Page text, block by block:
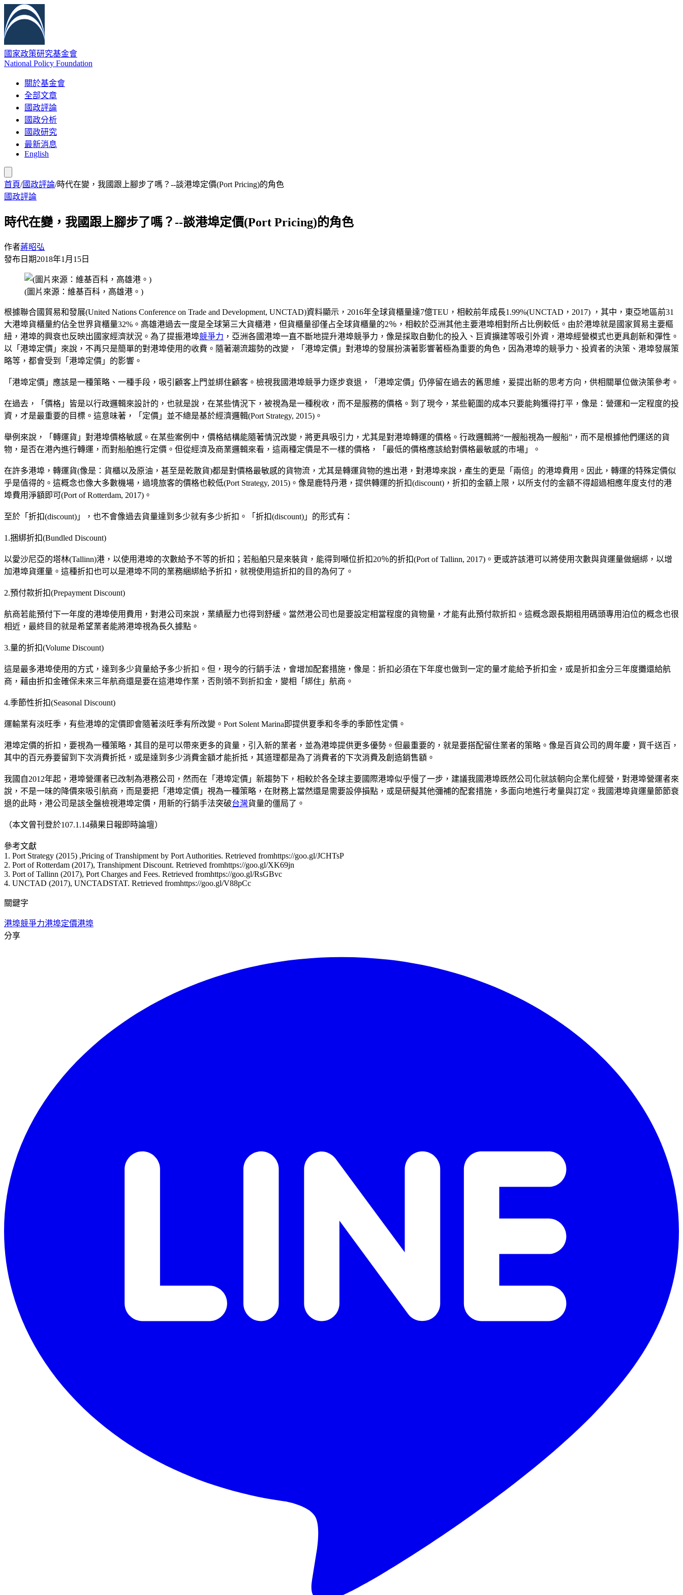
國家政策研究基金會
National Policy Foundation
關於基金會
全部文章
國政評論
國政分析
國政研究
最新消息
English
首頁/國政評論/時代在變，我國跟上腳步了嗎？--談港埠定價(Port Pricing)的角色
國政評論
時代在變，我國跟上腳步了嗎？--談港埠定價(Port Pricing)的角色
作者蔣昭弘
發布日期2018年1月15日
(圖片來源：維基百科，高雄港。)
根據聯合國貿易和發展(United Nations Conference on Trade and Development, UNCTAD)資料顯示，2016年全球貨櫃量達7億TEU，相較前年成長1.99%(UNCTAD，2017) ，其中，東亞地區前31
大港埠貨櫃量約佔全世界貨櫃量32%。高雄港過去一度是全球第三大貨櫃港，但貨櫃量卻僅占全球貨櫃量的2％，相較於亞洲其他主要港埠相對所占比例較低。由於港埠就是國家貿易主要樞
紐，港埠的興衰也反映出國家經濟狀況。為了提振港埠競爭力 ，亞洲各國港埠一直不斷地提升港埠競爭力，像是採取自動化的投入、巨資擴建等吸引外資，港埠經營模式也更具創新和彈性。
以「港埠定價」來說，不再只是簡單的對港埠使用的收費。隨著潮流趨勢的改變，「港埠定價」對港埠的發展扮演著影響著極為重要的角色，因為港埠的競爭力、投資者的決策、港埠發展策
略等，都會受到「港埠定價」的影響。
「港埠定價」應該是一種策略、一種手段，吸引顧客上門並綁住顧客。檢視我國港埠競爭力逐步衰退，「港埠定價」仍停留在過去的舊思維，爰提出新的思考方向，供相關單位做決策參考。
在過去，「價格」皆是以行政邏輯來設計的，也就是說，在某些情況下，被視為是一種稅收，而不是服務的價格。到了現今，某些範圍的成本只要能夠獲得打平，像是：營運和一定程度的投
資，才是最重要的目標。這意味著，「定價」並不總是基於經濟邏輯(Port Strategy, 2015)。
舉例來說，「轉運貨」對港埠價格敏感。在某些案例中，價格結構能隨著情況改變，將更具吸引力，尤其是對港埠轉運的價格。行政邏輯將“一艘船視為一艘船”，而不是根據他們運送的貨
物，是否在港內進行轉運，而對船舶進行定價。但從經濟及商業邏輯來看，這兩種定價是不一樣的價格，「最低的價格應該給對價格最敏感的市場」。
在許多港埠，轉運貨(像是：貨櫃以及原油，甚至是乾散貨)都是對價格最敏感的貨物流，尤其是轉運貨物的進出港，對港埠來說，產生的更是「兩倍」的港埠費用。因此，轉運的特殊定價似
乎是值得的。這概念也像大多數機場，過境旅客的價格也較低(Port Strategy, 2015)。像是鹿特丹港，提供轉運的折扣(discount)，折扣的金額上限，以所支付的金額不得超過相應年度支付的港
埠費用淨額即可(Port of Rotterdam, 2017)。
至於「折扣(discount)」，也不會像過去貨量達到多少就有多少折扣。「折扣(discount)」的形式有：
1.捆綁折扣(Bundled Discount)
以愛沙尼亞的塔林(Tallinn)港，以使用港埠的次數給予不等的折扣；若船舶只是來裝貨，能得到噸位折扣20％的折扣(Port of Tallinn, 2017)。更或許該港可以將使用次數與貨運量做綑綁，以增
加港埠貨運量。這種折扣也可以是港埠不同的業務綑綁給予折扣，就視使用這折扣的目的為何了。
2.預付款折扣(Prepayment Discount)
航商若能預付下一年度的港埠使用費用，對港公司來說，業績壓力也得到舒緩。當然港公司也是要設定相當程度的貨物量，才能有此預付款折扣。這概念跟長期租用碼頭專用泊位的概念也很
相近，最終目的就是希望業者能將港埠視為長久據點。
3.量的折扣(Volume Discount)
這是最多港埠使用的方式，達到多少貨量給予多少折扣。但，現今的行銷手法，會增加配套措施，像是：折扣必須在下年度也做到一定的量才能給予折扣金，或是折扣金分三年度攤還給航
商，藉由折扣金確保未來三年航商還是要在這港埠作業，否則領不到折扣金，變相「綁住」航商。
4.季節性折扣(Seasonal Discount)
運輸業有淡旺季，有些港埠的定價即會隨著淡旺季有所改變。Port Solent Marina即提供夏季和冬季的季節性定價。
港埠定價的折扣，要視為一種策略，其目的是可以帶來更多的貨量，引入新的業者，並為港埠提供更多優勢。但最重要的，就是要搭配留住業者的策略。像是百貨公司的周年慶，買千送百，
其中的百元券要留到下次消費折抵，或是達到多少消費金額才能折抵，其道理都是為了消費者的下次消費及創造銷售額。
我國自2012年起，港埠營運者已改制為港務公司，然而在「港埠定價」新趨勢下，相較於各全球主要國際港埠似乎慢了一步，建議我國港埠既然公司化就該朝向企業化經營，對港埠營運者來
說，不是一味的降價來吸引航商，而是要把「港埠定價」視為一種策略，在財務上當然還是需要設停損點，或是研擬其他彌補的配套措施，多面向地進行考量與訂定。我國港埠貨運量節節衰
退的此時，港公司是該全盤檢視港埠定價，用新的行銷手法突破台灣貨量的僵局了。
（本文曾刊登於107.1.14蘋果日報即時論壇）
參考文獻
1. Port Strategy (2015) ,Pricing of Transhipment by Port Authorities. Retrieved fromhttps://goo.gl/JCHTsP
2. Port of Rotterdam (2017), Transhipment Discount. Retrieved fromhttps://goo.gl/XK69jn
3. Port of Tallinn (2017), Port Charges and Fees. Retrieved fromhttps://goo.gl/RsGBvc
4. UNCTAD (2017), UNCTADSTAT. Retrieved fromhttps://goo.gl/V88pCc
關鍵字
港埠競爭力港埠定價港埠
分享